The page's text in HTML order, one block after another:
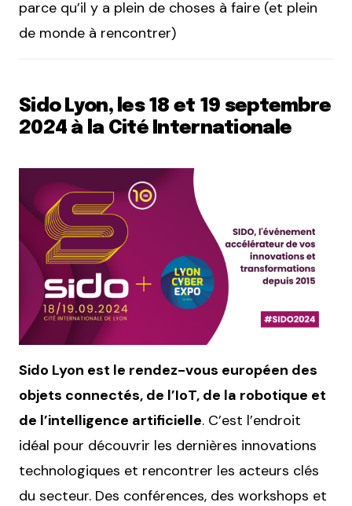
parce qu’il y a plein de choses à faire (et plein
de monde à rencontrer)
Sido Lyon, les 18 et 19 septembre
2024 à la Cité Internationale
Sido Lyon est le rendez-vous européen des
objets connectés, de l’IoT, de la robotique et
de l’intelligence artificielle. C’est l’endroit
idéal pour découvrir les dernières innovations
technologiques et rencontrer les acteurs clés
du secteur. Des conférences, des workshops et